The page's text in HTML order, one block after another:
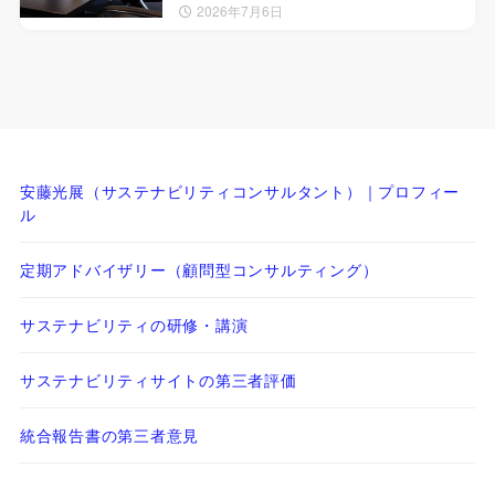
2026年7月6日
安藤光展（サステナビリティコンサルタント）｜プロフィー
ル
定期アドバイザリー（顧問型コンサルティング）
サステナビリティの研修・講演
サステナビリティサイトの第三者評価
統合報告書の第三者意見